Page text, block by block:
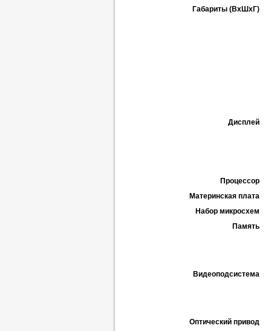
Габариты (ВхШхГ)
Дисплей
Процессор
Материнская плата
Набор микросхем
Память
Видеоподсистема
Оптический привод